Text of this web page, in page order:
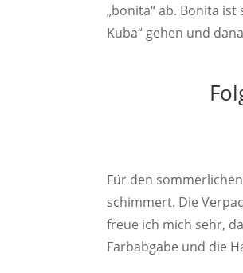
„bonita“ ab. Bonita
Kuba“ gehen und
Für den
schimmert. Die
freue ich mich sehr,
Farbabgabe und die